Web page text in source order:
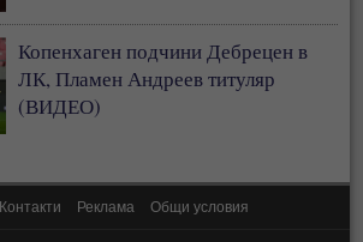
Копенхаген подчини Дебрецен в
ЛК, Пламен Андреев титуляр
(ВИДЕО)
Контакти Реклама Общи условия